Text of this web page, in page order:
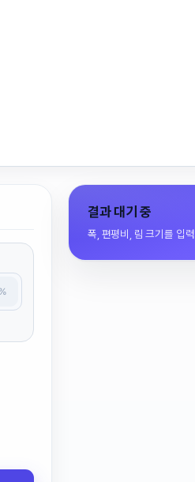
%
결과 대기 중
폭, 편평비, 림 크기를 입